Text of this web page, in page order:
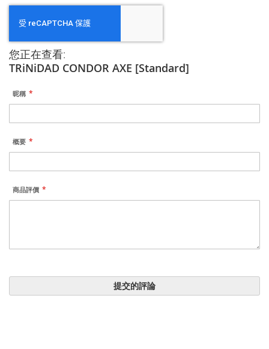
您正在查看:
TRiNiDAD CONDOR AXE [Standard]
昵稱
概要
商品評價
提交的評論